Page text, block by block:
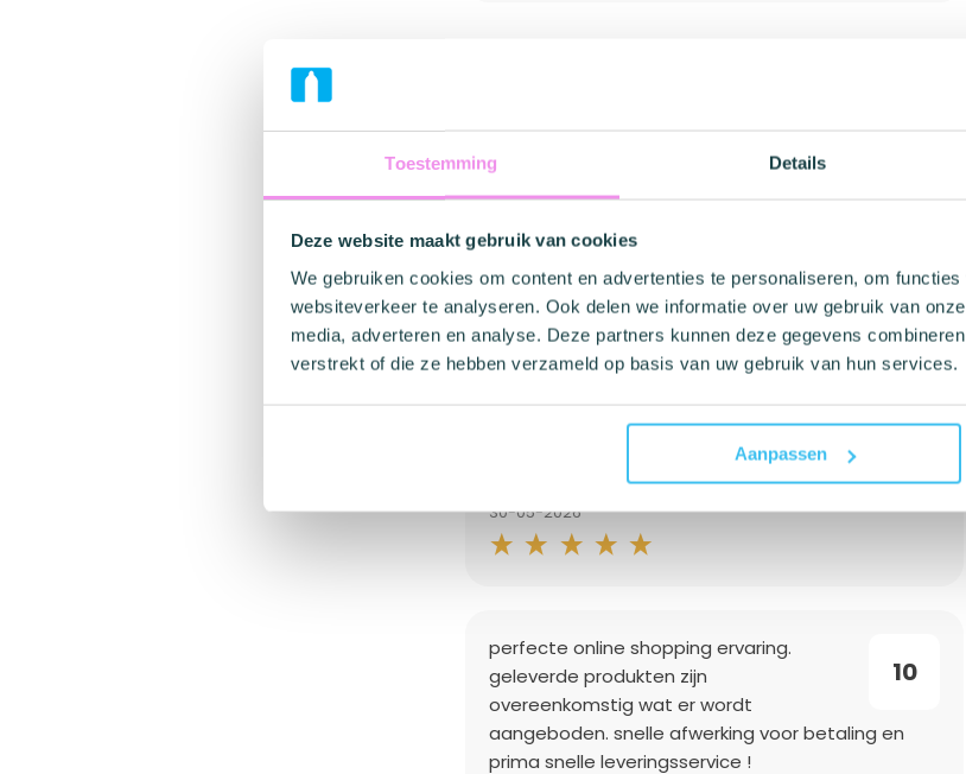
Toestemming Details
Deze website maakt gebruik van cookies
We gebruiken cookies om content en advertenties te personaliseren, om
websiteverkeer te analyseren. Ook delen we informatie over uw gebruik van
media, adverteren en analyse. Deze partners kunnen deze gegevens
verstrekt of die ze hebben verzameld op basis van uw gebruik van hun services.
Aanpassen
echter werkt niet!!
01-06-2026
30-05-2026
10
perfecte online shopping ervaring.
geleverde produkten zijn
overeenkomstig wat er wordt
aangeboden. snelle afwerking voor betaling en
prima snelle leveringsservice !